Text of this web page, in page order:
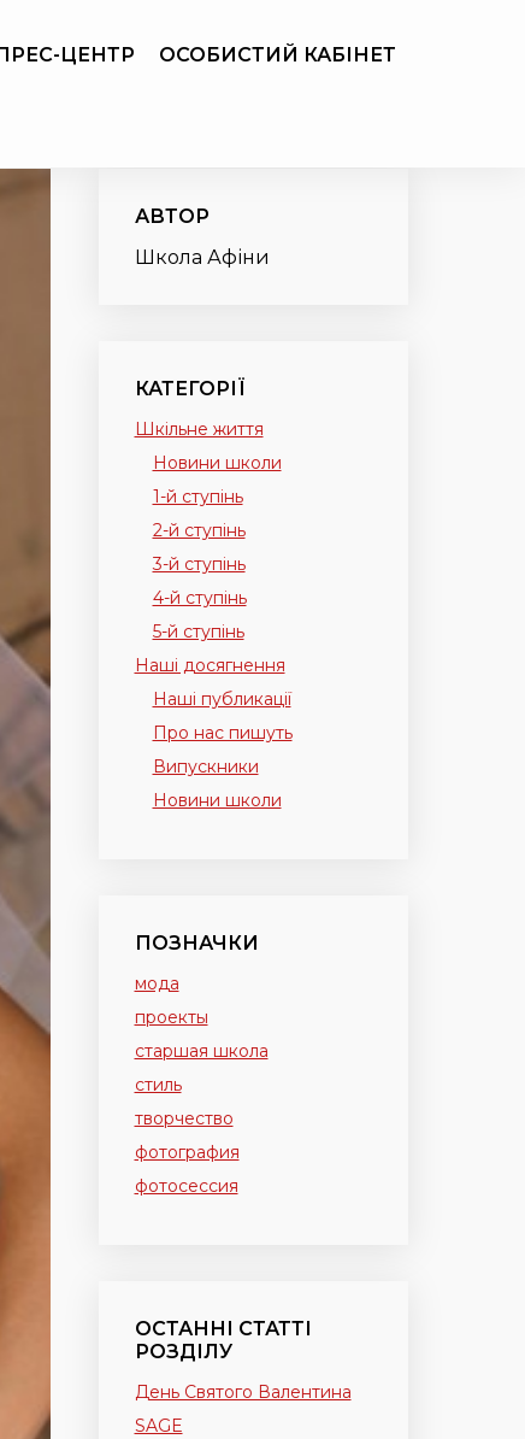
ЦЕНТР ОСОБИСТИЙ КАБІНЕТ
АВТОР
Школа Афіни
КАТЕГОРІЇ
Шкільне життя
Новини школи
1-й ступінь
2-й ступінь
3-й ступінь
4-й ступінь
5-й ступінь
Наші досягнення
Наші публикації
Про нас пишуть
Випускники
Новини школи
ПОЗНАЧКИ
мода
проекты
старшая школа
стиль
творчество
фотография
фотосессия
ОСТАННІ СТАТТІ
РОЗДІЛУ
День Святого Валентина
SAGE